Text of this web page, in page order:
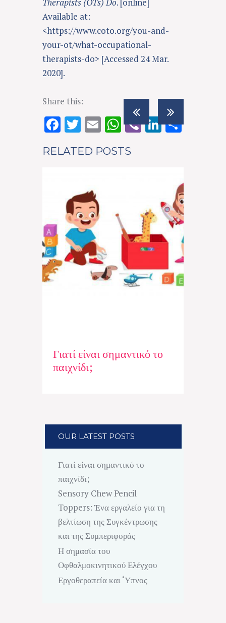
Available at:
<https://www.coto.org/you-and-
your-ot/what-occupational-
therapists-do> [Accessed 24 Mar.
2020].
Share this:
F
e
o
k
T
it
r
E
ai
W
at
p
ViLi
dI
n
S
RELATED POSTS
Γιατί είναι σημαντικό το
παιχνίδι;
OUR LATEST POSTS
Γιατί είναι σημαντικό το
παιχνίδι;
Sensory Chew Pencil
Toppers: Ένα εργαλείο για τη
βελτίωση της Συγκέντρωσης
και της Συμπεριφοράς
Η σημασία του
Οφθαλμοκινητικού Ελέγχου
Εργοθεραπεία και ‘Υπνος